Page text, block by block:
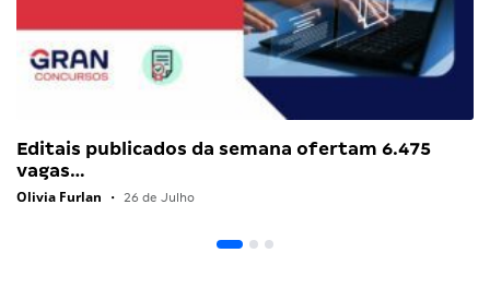
Editais publicados da semana ofertam 6.475
vagas…
Olivia Furlan • 26 de Julho